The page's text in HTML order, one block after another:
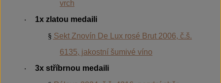
vrch
·
1x zlatou medaili
§ Sekt Znovín De Lux rosé Brut 2006, č.š.
6135, jakostní šumivé víno
·
3x stříbrnou medaili